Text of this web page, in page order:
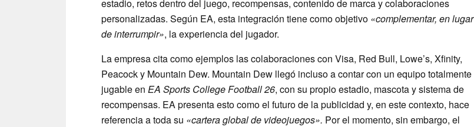
estadio, retos dentro del juego, recompensas, contenido de marca y colaboraciones
personalizadas. Según EA, esta integración tiene como objetivo «complementar, en lugar
de interrumpir», la experiencia del jugador.
La empresa cita como ejemplos las colaboraciones con Visa, Red Bull, Lowe’s, Xfinity,
Peacock y Mountain Dew. Mountain Dew llegó incluso a contar con un equipo totalmente
jugable en EA Sports College Football 26, con su propio estadio, mascota y sistema de
recompensas. EA presenta esto como el futuro de la publicidad y, en este contexto, hace
referencia a toda su «cartera global de videojuegos». Por el momento, sin embargo, el